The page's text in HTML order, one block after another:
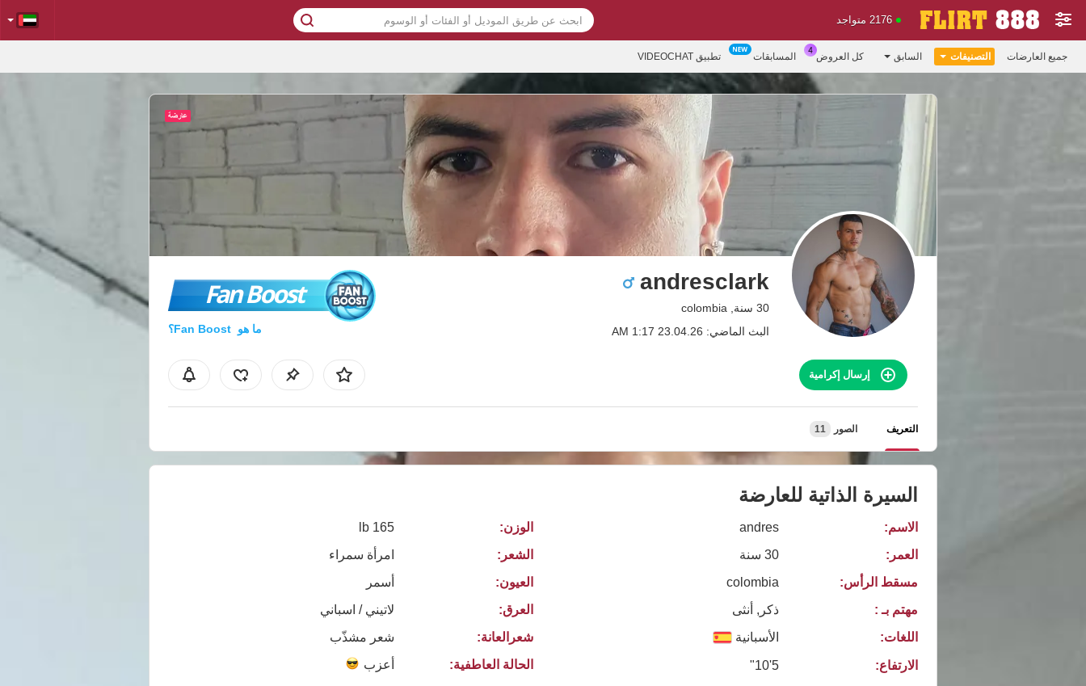
2176 متواجد
جميع العارضات التصنيفات السابق كل العروض المسابقات تطبيق VIDEOCHAT
andresclark
30 سنة, colombia
البث الماضي: 23.04.26 1:17 AM
Fan Boost
ما هو Fan Boost؟
إرسال إكرامية
التعريف الصور 11
السيرة الذاتية للعارضة
الاسم:
andres
العمر:
30 سنة
مسقط الرأس:
colombia
مهتم بـ :
ذكر, أنثى
اللغات:
الأسبانية
الارتفاع: 5'10"
الوزن:
165 lb
الشعر:
امرأة سمراء
العيون:
أسمر
العرق:
لاتيني / اسباني
شعرالعانة:
شعر مشذّب
الحالة العاطفية:
أعزب